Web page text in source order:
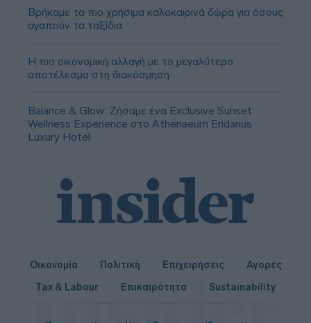
Βρήκαμε τα πιο χρήσιμα καλοκαιρινά δώρα για όσους
αγαπούν τα ταξίδια
Η πιο οικονομική αλλαγή με το μεγαλύτερο
αποτέλεσμα στη διακόσμηση
Balance & Glow: Ζήσαμε ένα Exclusive Sunset
Wellness Experience στο Athenaeum Eridanus
Luxury Hotel
Οικονομία Πολιτική Επιχειρήσεις
Αγορές
Tax & Labour
Επικαιρότητα Sustainability